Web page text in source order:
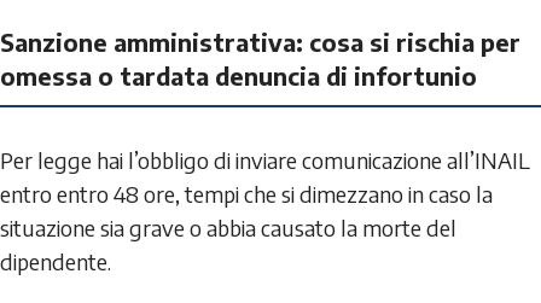
Sanzione amministrativa: cosa si rischia per
omessa o tardata denuncia di infortunio
Per legge hai l’obbligo di inviare comunicazione all’INAIL
entro entro 48 ore, tempi che si dimezzano in caso la
situazione sia grave o abbia causato la morte del
dipendente.